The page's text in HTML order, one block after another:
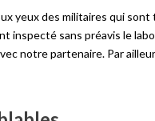
yeux des militaires qui
inspecté sans préavis le
notre partenaire. Par